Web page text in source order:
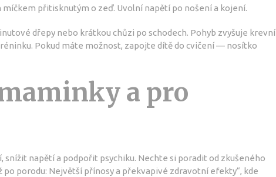
přitisknutým o zeď. Uvolní napětí po nošení a kojení.
dřepy nebo krátkou chůzi po schodech. Pohyb zvyšuje krevní
Pokud máte možnost, zapojte dítě do cvičení — nosítko
a pro
snížit napětí a podpořit psychiku. Nechte si poradit od zkušeného
po porodu: Největší přínosy a překvapivé zdravotní efekty“, kde